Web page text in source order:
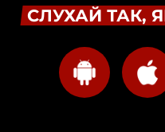
СЛУХАЙ ТАК,